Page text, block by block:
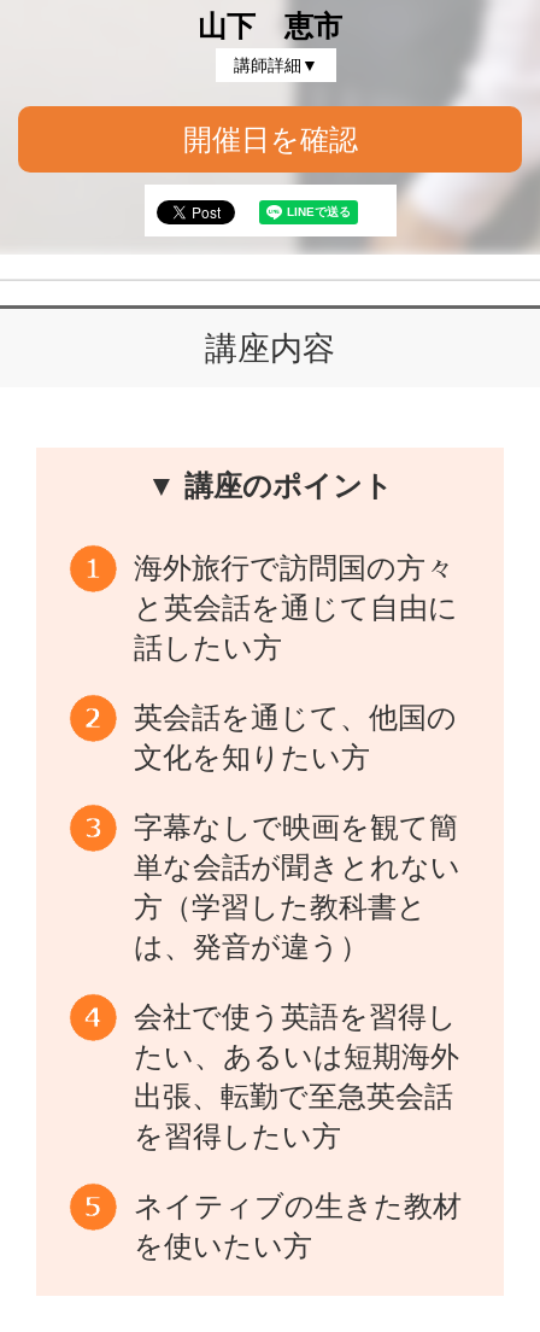
山下 恵市
講師詳細▼
開催日を確認
講座内容
▼ 講座のポイント
海外旅行で訪問国の方々
と英会話を通じて自由に
話したい方
英会話を通じて、他国の
文化を知りたい方
字幕なしで映画を観て簡
単な会話が聞きとれない
方（学習した教科書と
は、発音が違う）
会社で使う英語を習得し
たい、あるいは短期海外
出張、転勤で至急英会話
を習得したい方
ネイティブの生きた教材
を使いたい方